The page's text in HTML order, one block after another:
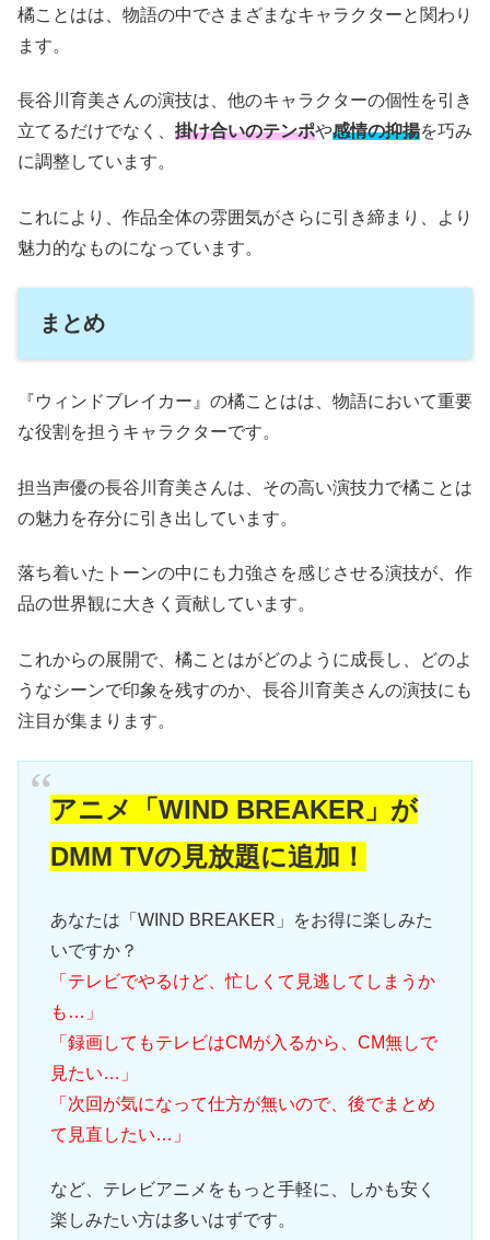
橘ことはは、物語の中でさまざまなキャラクターと関わり
ます。
長谷川育美さんの演技は、他のキャラクターの個性を引き
立てるだけでなく、 掛け合いのテンポや感情の抑揚を巧み
に調整しています。
これにより、作品全体の雰囲気がさらに引き締まり、より
魅力的なものになっています。
まとめ
『ウィンドブレイカー』の橘ことはは、物語において重要
な役割を担うキャラクターです。
担当声優の長谷川育美さんは、その高い演技力で橘ことは
の魅力を存分に引き出しています。
落ち着いたトーンの中にも力強さを感じさせる演技が、作
品の世界観に大きく貢献しています。
これからの展開で、橘ことはがどのように成長し、どのよ
うなシーンで印象を残すのか、長谷川育美さんの演技にも
注目が集まります。
アニメ「WIND BREAKER」が
DMM TVの見放題に追加！
あなたは「WIND BREAKER」をお得に楽しみた
いですか？
「テレビでやるけど、忙しくて見逃してしまうか
も…」
「録画してもテレビはCMが入るから、CM無しで
見たい…」
「次回が気になって仕方が無いので、後でまとめ
て見直したい…」
など、テレビアニメをもっと手軽に、しかも安く
楽しみたい方は多いはずです。